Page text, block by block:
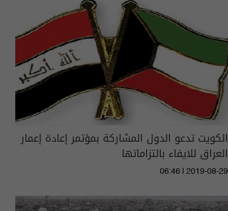
الكويت تدعو الدول المشاركة بمؤتمر إعادة إعمار
العراق للايفاء بالتزاماتها
06:46 | 2019-08-29